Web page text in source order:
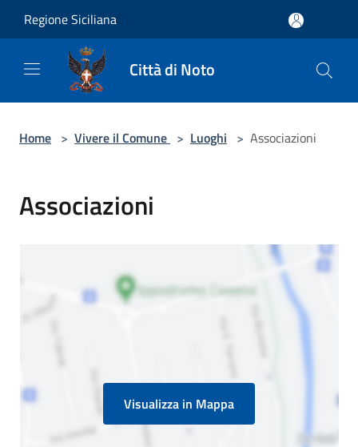
Regione Siciliana
Città di Noto
Home > Vivere il Comune > Luoghi > Associazioni
Associazioni
Visualizza in Mappa